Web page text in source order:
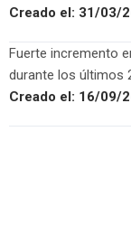
Creado el: 31/03/
Fuerte incremento
durante los últimos
Creado el: 16/09/